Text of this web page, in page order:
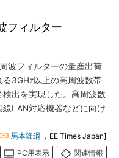
フィルター
波フィルターの量産出荷
3GHz以上の高周波数帯
出を実現した。高周波数
LAN対応機器などに向け
馬本隆綱 ，EE Times Japan]
PC用表示
関連情報